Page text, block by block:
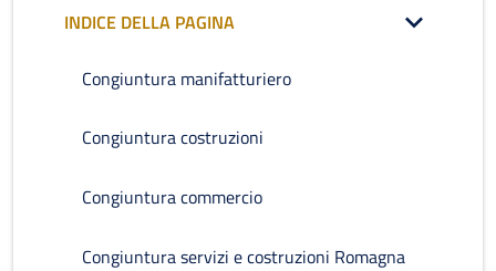
INDICE DELLA PAGINA
Congiuntura manifatturiero
Congiuntura costruzioni
Congiuntura commercio
Congiuntura servizi e costruzioni Romagna